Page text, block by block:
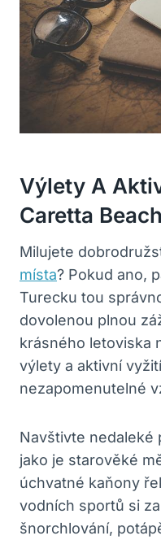
Výlety A
Caretta
Milujete
místa? Pokud ano,
Turecku tou
dovolenou plnou
krásného letoviska
výlety a aktivní
nezapomenutelné
Navštivte nedaleké
jako je starověké
úchvatné kaňony
vodních sportů si
šnorchlování,